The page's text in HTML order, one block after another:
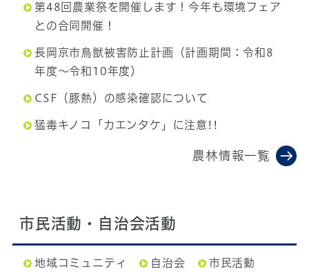
第48回農業祭を開催します！今年も環境フェア
との合同開催！
長岡京市鳥獣被害防止計画（計画期間：令和8
年度～令和10年度）
CSF（豚熱）の感染確認について
猛毒キノコ「カエンタケ」に注意!!
農林情報一覧
市民活動・自治会活動
地域コミュニティ 自治会 市民活動